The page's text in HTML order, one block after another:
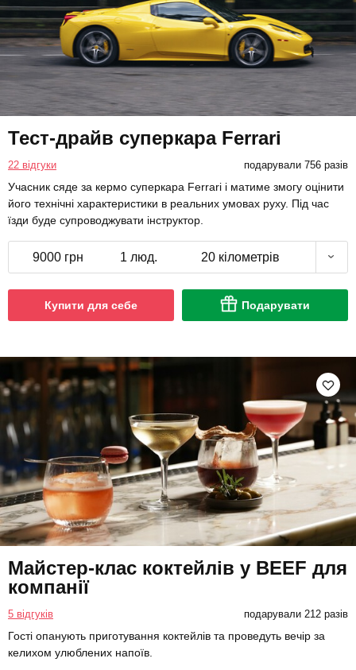
Тест-драйв суперкара Ferrari
22 відгуки подарували 756 разів
Учасник сяде за кермо суперкара Ferrari і матиме змогу оцінити
його технічні характеристики в реальних умовах руху. Під час
їзди буде супроводжувати інструктор.
9000 грн 1 люд. 20 кілометрів
Купити для себе Подарувати
Майстер-клас коктейлів у BEEF для
компанії
5 відгуків подарували 212 разів
Гості опанують приготування коктейлів та проведуть вечір за
келихом улюблених напоїв.